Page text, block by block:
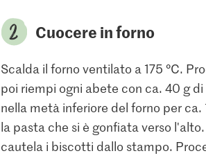
Cuocere in forno
Scalda il forno ventilato a 175 °C.
poi riempi ogni abete con ca. 40 g
nella metà inferiore del forno per
la pasta che si è gonfiata verso
cautela i biscotti dallo stampo.